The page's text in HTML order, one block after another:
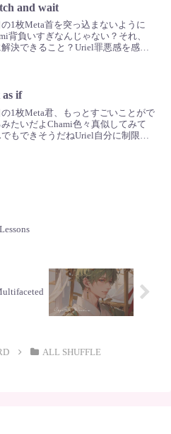
and wait
1枚Meta首を突っ込まないように
背負いすぎなんじゃない？それ、
決できること？Uriel罪悪感を感じ
if
1枚Meta君、もっとすごいことがで
みたいだよChami色々真似してみて
もできそうだねUriel自分に制限を
ALL SHUFFLE